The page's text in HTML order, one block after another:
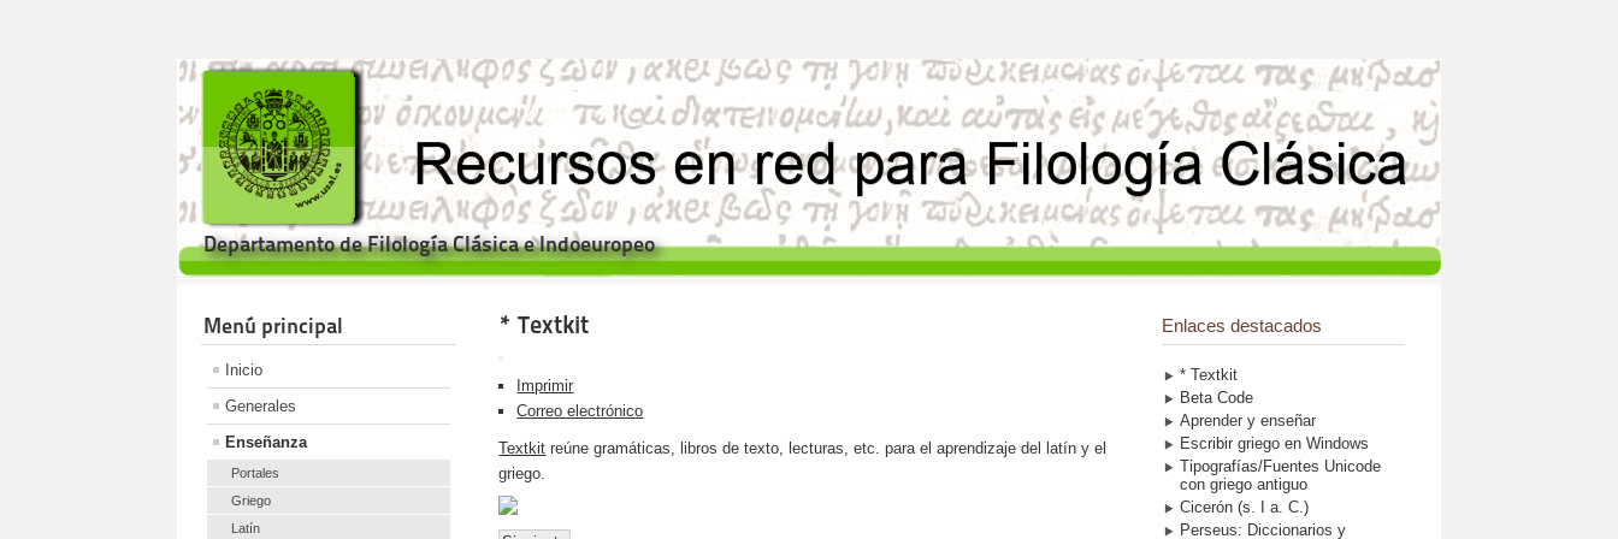
Departamento de Filología Clásica e Indoeuropeo
Menú principal
Inicio
Generales
Enseñanza
Portales
Griego
Latín
* Textkit
Imprimir
Correo electrónico
Textkit reúne gramáticas, libros de texto, lecturas, etc. para el aprendizaje del latín y el
griego.
Enlaces destacados
* Textkit
Beta Code
Aprender y enseñar
Escribir griego en Windows
Tipografías/Fuentes Unicode
con griego antiguo
Cicerón (s. I a. C.)
Perseus: Diccionarios y